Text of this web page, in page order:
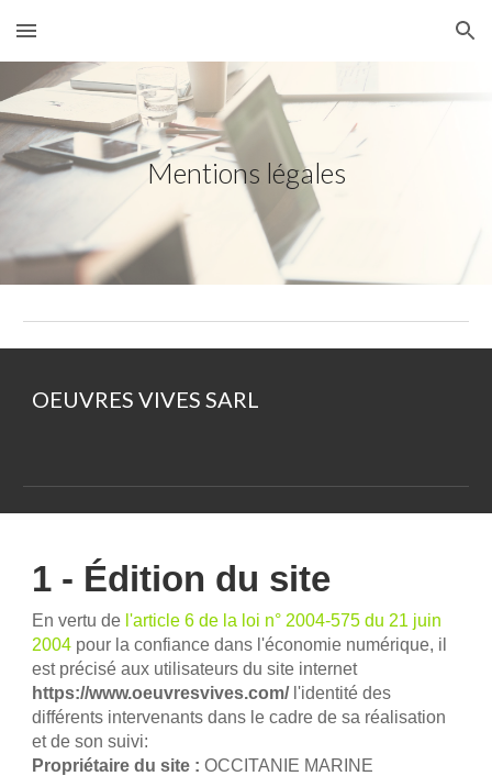
Skip to main content Skip to navigation
Mentions légales
OEUVRES VIVES SARL
1 - Édition du site
En vertu de l'article 6 de la loi n° 2004-575 du 21 juin
2004 pour la confiance dans l'économie numérique, il
est précisé aux utilisateurs du site internet
https://www.oeuvresvives.com/l'identité des
différents intervenants dans le cadre de sa réalisation
et de son suivi:
Propriétaire du site :OCCITANIE MARINE